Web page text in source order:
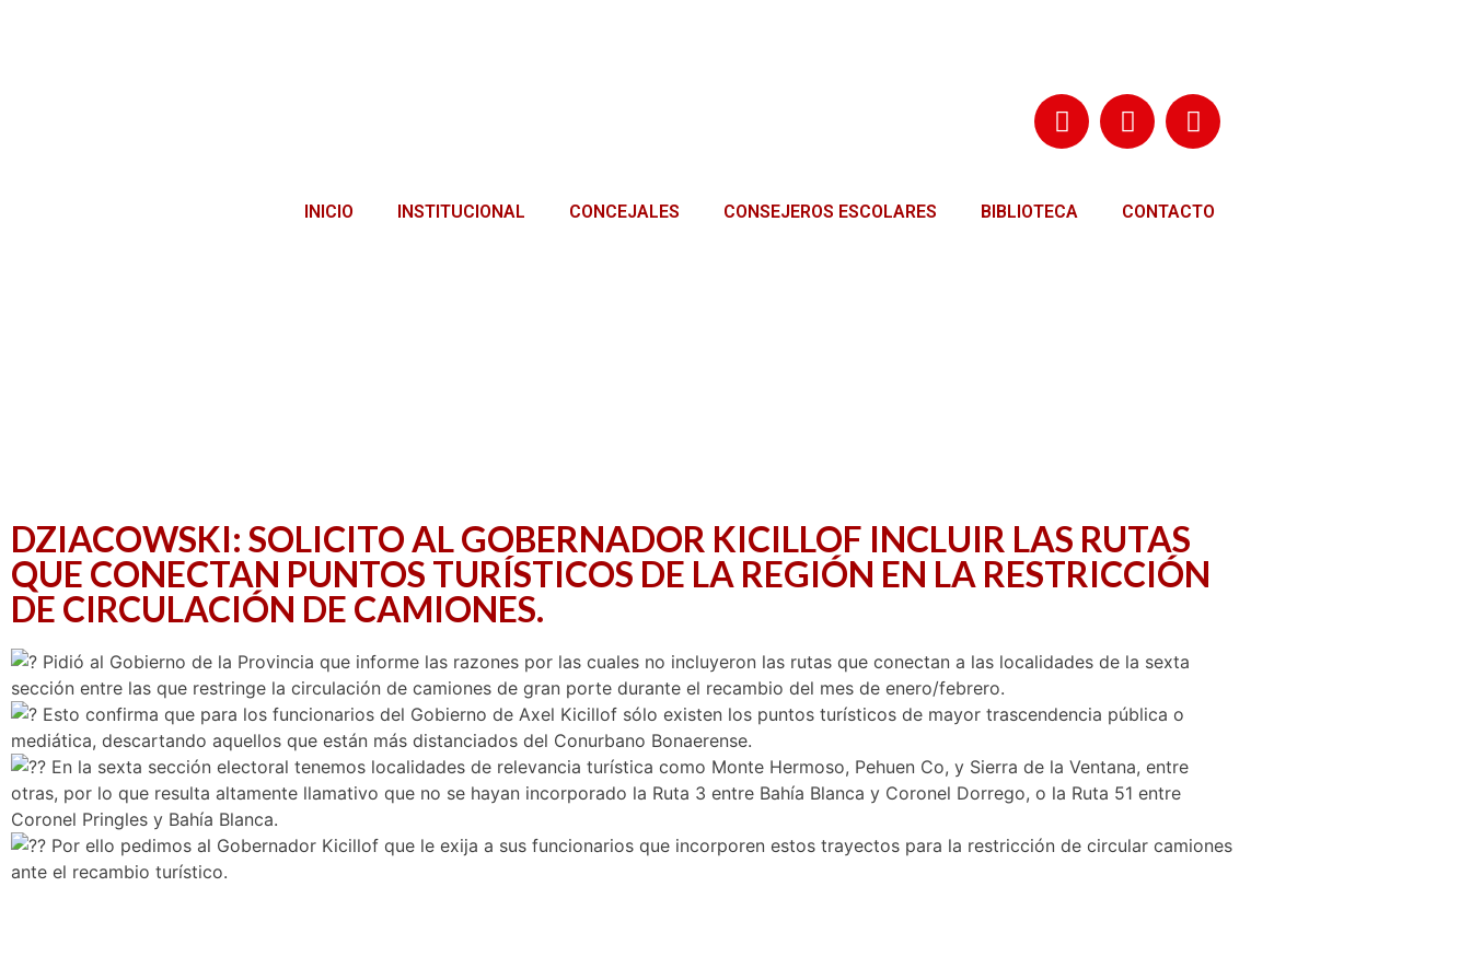
INICIO INSTITUCIONAL CONCEJALES CONSEJEROS ESCOLARES BIBLIOTECA CONTACTO
DZIACOWSKI: SOLICITO AL GOBERNADOR KICILLOF INCLUIR LAS RUTAS
QUE CONECTAN PUNTOS TURÍSTICOS DE LA REGIÓN EN LA RESTRICCIÓN
DE CIRCULACIÓN DE CAMIONES.
Pidió al Gobierno de la Provincia que informe las razones por las cuales no incluyeron las rutas que conectan a las localidades de la sexta
sección entre las que restringe la circulación de camiones de gran porte durante el recambio del mes de enero/febrero.
Esto confirma que para los funcionarios del Gobierno de Axel Kicillof sólo existen los puntos turísticos de mayor trascendencia pública o
mediática, descartando aquellos que están más distanciados del Conurbano Bonaerense.
En la sexta sección electoral tenemos localidades de relevancia turística como Monte Hermoso, Pehuen Co, y Sierra de la Ventana, entre
otras, por lo que resulta altamente llamativo que no se hayan incorporado la Ruta 3 entre Bahía Blanca y Coronel Dorrego, o la Ruta 51 entre
Coronel Pringles y Bahía Blanca.
Por ello pedimos al Gobernador Kicillof que le exija a sus funcionarios que incorporen estos trayectos para la restricción de circular camiones
ante el recambio turístico.